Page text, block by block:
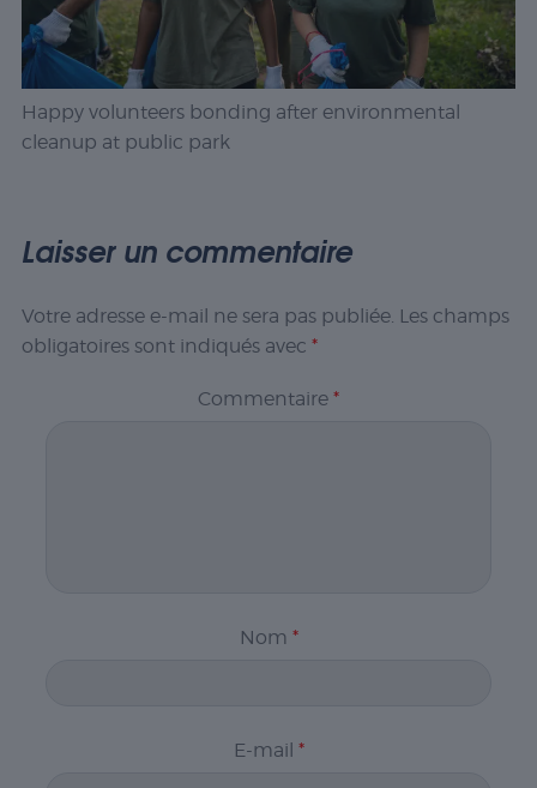
Happy volunteers bonding after environmental
cleanup at public park
Laisser un commentaire
Votre adresse e-mail ne sera pas publiée. Les champs
obligatoires sont indiqués avec *
Commentaire *
Nom *
E-mail *